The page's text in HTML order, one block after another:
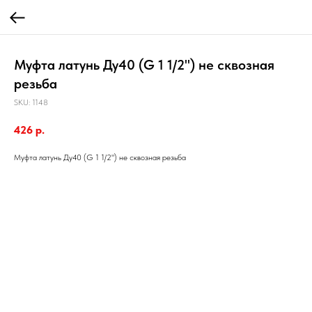
Муфта латунь Ду40 (G 1 1/2") не сквозная
резьба
SKU: 1148
426 р.
Муфта латунь Ду40 (G 1 1/2") не сквозная резьба